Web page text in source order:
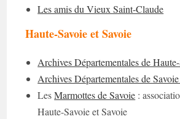
Les amis du Vieux Saint-Claude
Haute-Savoie et Savoie
Archives Départementales de
Archives Départementales de
LesMarmottes de Savoie :
Haute-Savoie et Savoie